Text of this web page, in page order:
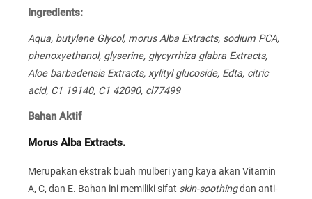
Ingredients:
Aqua, butylene Glycol, morus Alba Extracts, sodium PCA,
phenoxyethanol, glyserine, glycyrrhiza glabra Extracts,
Aloe barbadensis Extracts, xylityl glucoside, Edta, citric
acid, C1 19140, C1 42090, cl77499
Bahan Aktif
Morus Alba Extracts.
Merupakan ekstrak buah mulberi yang kaya akan Vitamin
A, C, dan E. Bahan ini memiliki sifat skin-soothingdan anti-